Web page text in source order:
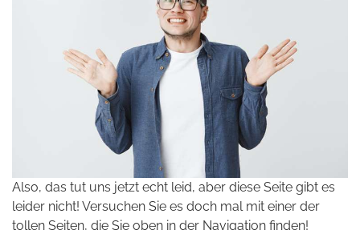
Also, das tut uns jetzt echt leid, aber diese Seite gibt es
leider nicht! Versuchen Sie es doch mal mit einer der
tollen Seiten, die Sie oben in der Navigation finden!